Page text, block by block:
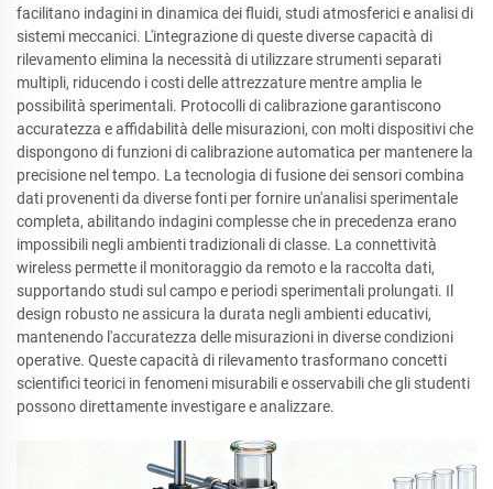
facilitano indagini in dinamica dei fluidi, studi atmosferici e analisi di
sistemi meccanici. L'integrazione di queste diverse capacità di
rilevamento elimina la necessità di utilizzare strumenti separati
multipli, riducendo i costi delle attrezzature mentre amplia le
possibilità sperimentali. Protocolli di calibrazione garantiscono
accuratezza e affidabilità delle misurazioni, con molti dispositivi che
dispongono di funzioni di calibrazione automatica per mantenere la
precisione nel tempo. La tecnologia di fusione dei sensori combina
dati provenenti da diverse fonti per fornire un'analisi sperimentale
completa, abilitando indagini complesse che in precedenza erano
impossibili negli ambienti tradizionali di classe. La connettività
wireless permette il monitoraggio da remoto e la raccolta dati,
supportando studi sul campo e periodi sperimentali prolungati. Il
design robusto ne assicura la durata negli ambienti educativi,
mantenendo l'accuratezza delle misurazioni in diverse condizioni
operative. Queste capacità di rilevamento trasformano concetti
scientifici teorici in fenomeni misurabili e osservabili che gli studenti
possono direttamente investigare e analizzare.